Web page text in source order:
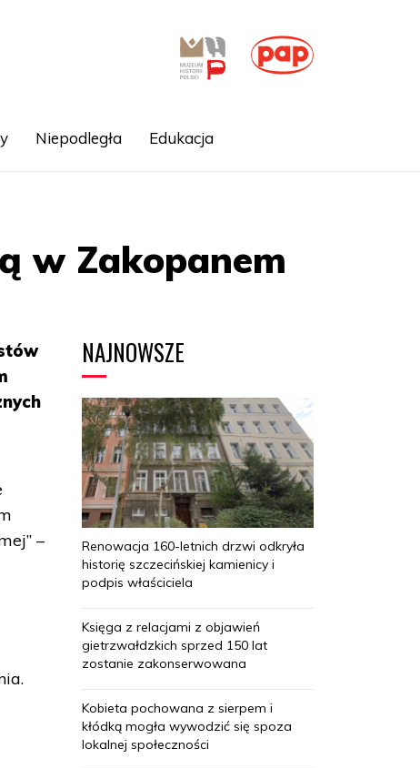
Niepodległa Edukacja
w Zakopanem
–
NAJNOWSZE
Renowacja 160-letnich drzwi odkryła
historię szczecińskiej kamienicy i
podpis właściciela
Księga z relacjami z objawień
gietrzwałdzkich sprzed 150 lat
zostanie zakonserwowana
Kobieta pochowana z sierpem i
kłódką mogła wywodzić się spoza
lokalnej społeczności